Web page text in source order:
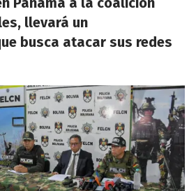
llevará un
busca atacar sus redes